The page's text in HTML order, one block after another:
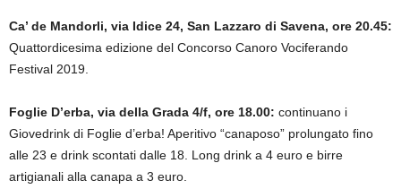
Ca’ de Mandorli, via Idice 24, San Lazzaro di Savena, ore 20.45:
Quattordicesima edizione del Concorso Canoro Vociferando
Festival 2019.
Foglie D’erba, via della Grada 4/f, ore 18.00: continuano i
Giovedrink di Foglie d’erba! Aperitivo “canaposo” prolungato fino
alle 23 e drink scontati dalle 18. Long drink a 4 euro e birre
artigianali alla canapa a 3 euro.